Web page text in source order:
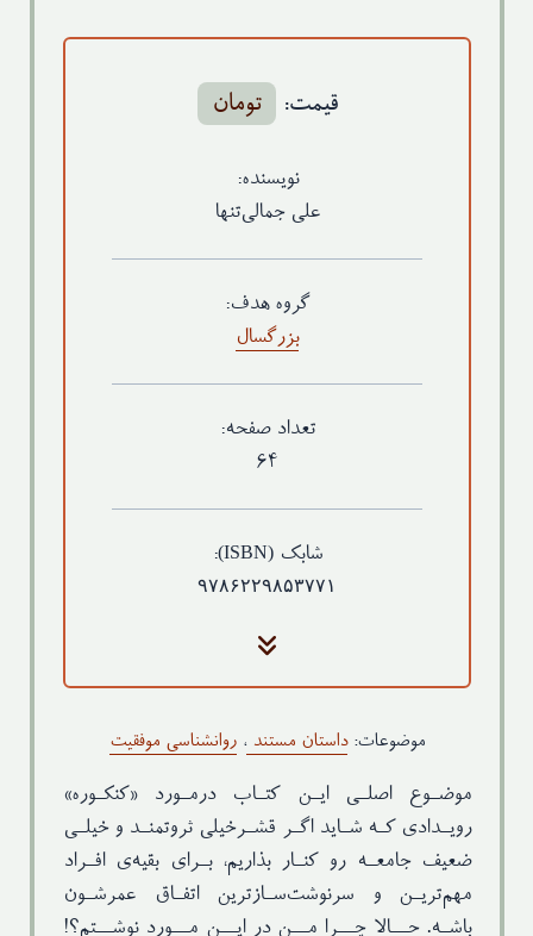
قیمت: تومان
نویسنده:
علی جمالی‌تنها
گروه هدف:
بزرگسال
تعداد صفحه:
۶۴
شابک(ISBN)
:
۹۷۸۶۲۲۹۸۵۳۷۷۱
نوبت چاپ
چاپ اول: پاییز ۱۴۰۰ موضوعات:داستان مستند، روانشناسی موفقیت
موضـوع اصلـی ایـن کتـاب درمـورد «کنکـوره»
رویـدادی کـه شـاید اگـر قشـرخیلی ثروتمنـد و خیلـی
ضعیف جامعـه رو کنـار بذاریم، بـرای بقیه‌ی افـراد
مهم‌تریـن و سرنوشت‌سـازترین اتفـاق عمرشـون
باشـه. حــالا چــرا مــن در ایــن مــورد نوشــتم؟!